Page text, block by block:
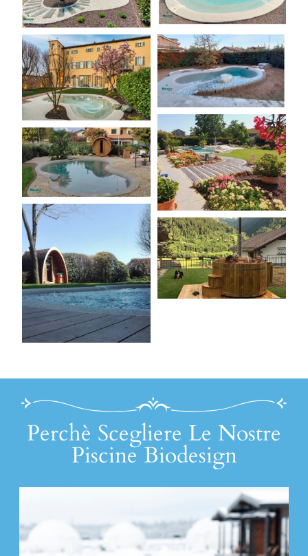
Perchè Scegliere Le Nostre
Piscine Biodesign